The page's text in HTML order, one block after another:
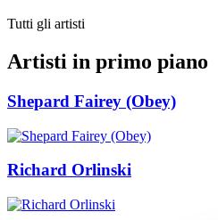
Tutti gli artisti
Artisti in primo piano
Shepard Fairey (Obey)
Richard Orlinski